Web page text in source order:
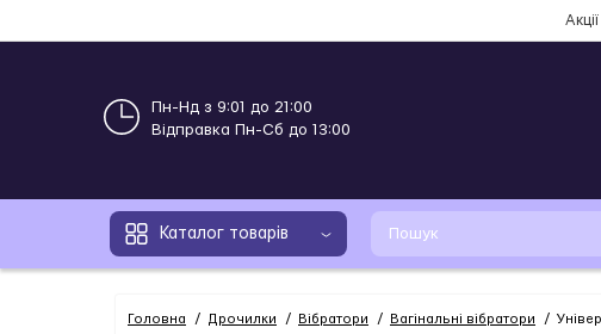
Акції
Пн-Нд з 9:01 до 21:00
Відправка Пн-Сб до 13:00
Каталог товарів
Головна Дрочилки Вібратори Вагінальні вібратори